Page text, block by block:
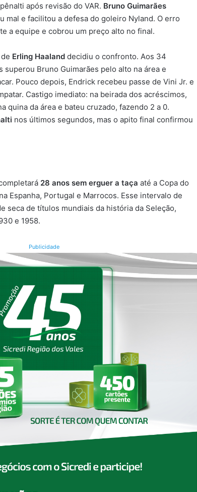
após revisão do VAR. Bruno Guimarães
mal e facilitou a defesa do goleiro Nyland. O erro
a equipe e cobrou um preço alto no final.
Erling Haaland decidiu o confronto. Aos 34
Bruno Guimarães pelo alto na área e
Pouco depois, Endrick recebeu passe de Vini Jr. e
Castigo imediato: na beirada dos acréscimos,
quina da área e bateu cruzado, fazendo 2 a 0.
nos últimos segundos, mas o apito final confirmou
28 anos sem erguer a taça até a Copa do
Espanha, Portugal e Marrocos. Esse intervalo de
seca de títulos mundiais da história da Seleção,
e 1958.
Publicidade